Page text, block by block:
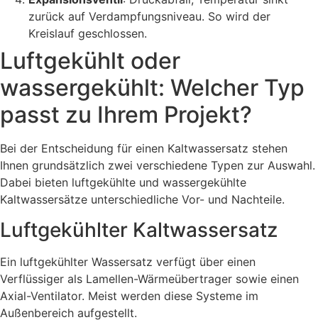
zurück auf Verdampfungsniveau. So wird der
Kreislauf geschlossen.
Luftgekühlt oder
wassergekühlt: Welcher Typ
passt zu Ihrem Projekt?
Bei der Entscheidung für einen Kaltwassersatz stehen
Ihnen grundsätzlich zwei verschiedene Typen zur Auswahl.
Dabei bieten luftgekühlte und wassergekühlte
Kaltwassersätze unterschiedliche Vor- und Nachteile.
Luftgekühlter Kaltwassersatz
Ein luftgekühlter Wassersatz verfügt über einen
Verflüssiger als Lamellen-Wärmeübertrager sowie einen
Axial-Ventilator. Meist werden diese Systeme im
Außenbereich aufgestellt.